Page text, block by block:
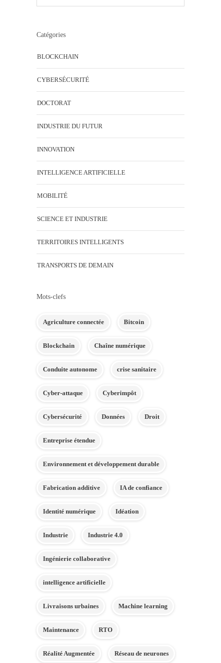
Catégories
BLOCKCHAIN
CYBERSÉCURITÉ
DOCTORAT
INDUSTRIE DU FUTUR
INNOVATION
INTELLIGENCE ARTIFICIELLE
MOBILITÉ
SCIENCE ET INDUSTRIE
TERRITOIRES INTELLIGENTS
TRANSPORTS DE DEMAIN
Mots-clefs
Agriculture connectée Bitcoin
Blockchain Chaîne numérique
Conduite autonome crise sanitaire
Cyber-attaque Cyberimpôt
Cybersécurité Données Droit
Entreprise étendue
Environnement et développement durable
Fabrication additive IA de confiance
Identité numérique Idéation
Industrie Industrie 4.0
Ingénierie collaborative
intelligence artificielle
Livraisons urbaines Machine learning
Maintenance RTO
Réalité Augmentée Réseau de neurones